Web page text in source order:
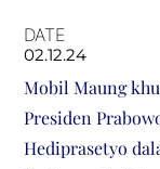
DATE
02.12.24
Mobil Maung
Presiden
Hediprasetyo